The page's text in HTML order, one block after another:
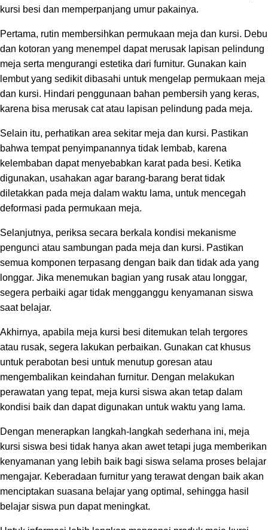
kursi besi dan memperpanjang umur pakainya.
Pertama, rutin membersihkan permukaan meja dan kursi. Debu
dan kotoran yang menempel dapat merusak lapisan pelindung
meja serta mengurangi estetika dari furnitur. Gunakan kain
lembut yang sedikit dibasahi untuk mengelap permukaan meja
dan kursi. Hindari penggunaan bahan pembersih yang keras,
karena bisa merusak cat atau lapisan pelindung pada meja.
Selain itu, perhatikan area sekitar meja dan kursi. Pastikan
bahwa tempat penyimpanannya tidak lembab, karena
kelembaban dapat menyebabkan karat pada besi. Ketika
digunakan, usahakan agar barang-barang berat tidak
diletakkan pada meja dalam waktu lama, untuk mencegah
deformasi pada permukaan meja.
Selanjutnya, periksa secara berkala kondisi mekanisme
pengunci atau sambungan pada meja dan kursi. Pastikan
semua komponen terpasang dengan baik dan tidak ada yang
longgar. Jika menemukan bagian yang rusak atau longgar,
segera perbaiki agar tidak mengganggu kenyamanan siswa
saat belajar.
Akhirnya, apabila meja kursi besi ditemukan telah tergores
atau rusak, segera lakukan perbaikan. Gunakan cat khusus
untuk perabotan besi untuk menutup goresan atau
mengembalikan keindahan furnitur. Dengan melakukan
perawatan yang tepat, meja kursi siswa akan tetap dalam
kondisi baik dan dapat digunakan untuk waktu yang lama.
Dengan menerapkan langkah-langkah sederhana ini, meja
kursi siswa besi tidak hanya akan awet tetapi juga memberikan
kenyamanan yang lebih baik bagi siswa selama proses belajar
mengajar. Keberadaan furnitur yang terawat dengan baik akan
menciptakan suasana belajar yang optimal, sehingga hasil
belajar siswa pun dapat meningkat.